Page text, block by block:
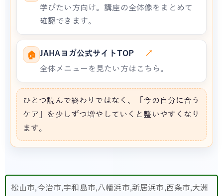
学びたい方向け。講座の全体像をまとめて
確認できます。
🏠 JAHAヨガ公式サイトTOP
↗
全体メニューを見たい方はこちら。
ひとつ読んで終わりではなく、「今の自分に合う
ケア」を少しずつ増やしていくと整いやすくなり
ます。
松山市,今治市,宇和島市,八幡浜市,新居浜市,西条市,大洲